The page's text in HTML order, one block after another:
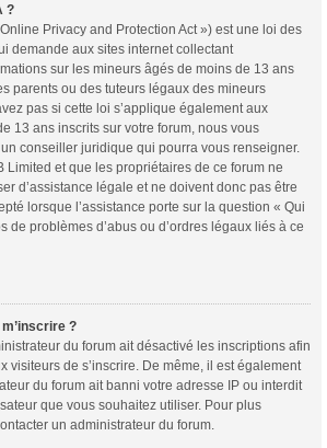
?
Privacy and Protection Act ») est une loi des
demande aux sites internet collectant
sur les mineurs âgés de moins de 13 ans
parents ou des tuteurs légaux des mineurs
pas si cette loi s’applique également aux
13 ans inscrits sur votre forum, nous vous
conseiller juridique qui pourra vous renseigner.
Limited et que les propriétaires de ce forum ne
d’assistance légale et ne doivent donc pas être
lorsque l’assistance porte sur la question « Qui
de problèmes d’abus ou d’ordres légaux liés à ce
?
du forum ait désactivé les inscriptions afin
visiteurs de s’inscrire. De même, il est également
du forum ait banni votre adresse IP ou interdit
que vous souhaitez utiliser. Pour plus
un administrateur du forum.